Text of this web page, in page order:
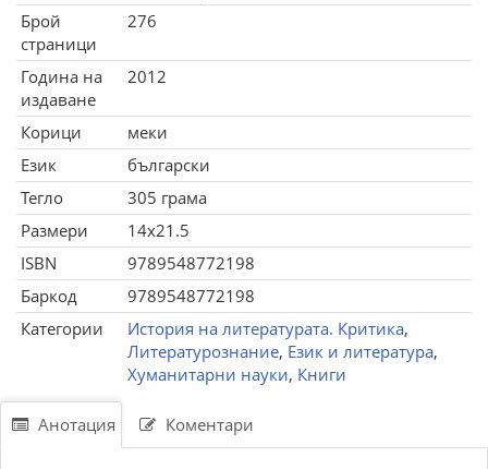
Брой
страници
276
Година на
издаване
2012
Корици
меки
Език
български
Тегло
305 грама
Размери
14x21.5
ISBN
9789548772198
Баркод
9789548772198
Категории
История на литературата. Критика,
Литературознание, Език и литература,
Хуманитарни науки, Книги
Анотация Коментари